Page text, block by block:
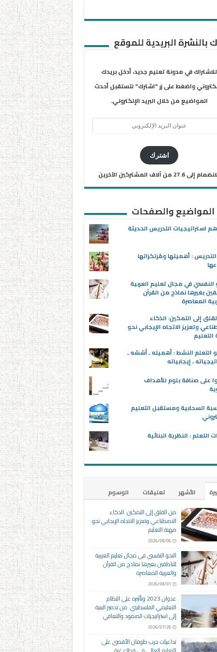
بالنشرة البريدية للموقع
للاشتراك في مدونة تعليم جديد، أدخل بريدك
واضغط على زر "اشترك" لتستقبل أحدث
المواضيع من خلال البريد الإلكتروني.
اشترك
إلى 27.6 من آلاف المشتركين الآخرين
المواضيع والصفحات
استراتيجيات التدريس الحديثة
: أهميتها ومُرتكزاتها
النفسي في مجال تعليم العربية
بغيرها نماذج من القرآن
المعاصرة
إلى التمكين: الذكاء
وتعزيز الاتجاه الإيجابي نحو
التعلم النشط : أهميته ـ أسُسُه ـ
ـ إيجابياته
على صنافة بلوم للأهداف
السحابية ومستقبل التعليم
التعلم : النظرية البنائية
الأشهر تعليقات
الوسوم
من القلق إلى التمكين: الذكاء
الاصطناعي وتعزيز الاتجاه الإيجابي نحو
مهنة التعليم
2026/08/06
النحو النفسي في مجال تعليم العربية
للناطقين بغيرها نماذج من القرآن
والعربية المعاصرة
2026/08/01
عدوان 2023 وتأثيره على النظام
التعليمي الفلسطيني: من تدمير البنية
إلى استراتيجيات الصمود والتعافي
2026/07/26
تداعيات حرب طوفان الأقصى على